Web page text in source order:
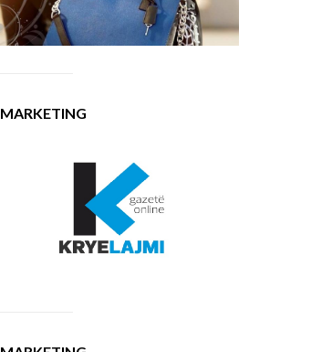
MARKETING